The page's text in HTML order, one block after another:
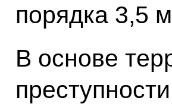
порядка 3,5
В основе